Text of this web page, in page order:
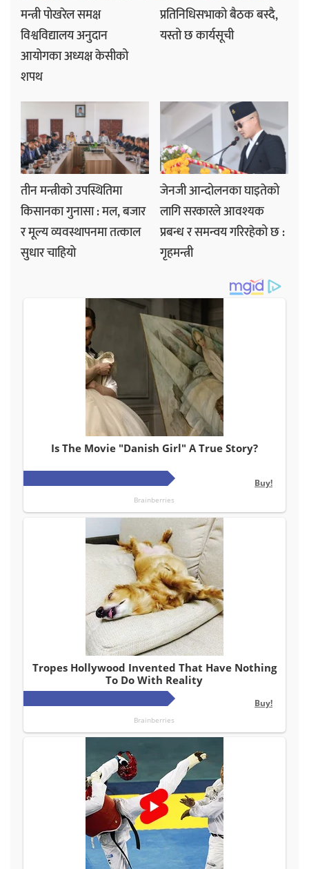
मन्त्री पोखरेल समक्ष
विश्वविद्यालय अनुदान
आयोगका अध्यक्ष केसीको
शपथ
प्रतिनिधिसभाको बैठक बस्दै,
यस्तो छ कार्यसूची
तीन मन्त्रीको उपस्थितिमा
किसानका गुनासा : मल, बजार
र मूल्य व्यवस्थापनमा तत्काल
सुधार चाहियो
जेनजी आन्दोलनका घाइतेको
लागि सरकारले आवश्यक
प्रबन्ध र समन्वय गरिरहेको छ :
गृहमन्त्री